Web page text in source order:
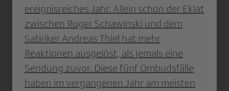
ereignisreiches Jahr. Allein schon der Eklat
zwischen Roger Schawinski und dem
Satiriker Andreas Thiel hat mehr
Reaktionen ausgelöst, als jemals eine
Sendung zuvor. Diese fünf Ombudsfälle
haben im vergangenen Jahr am meisten